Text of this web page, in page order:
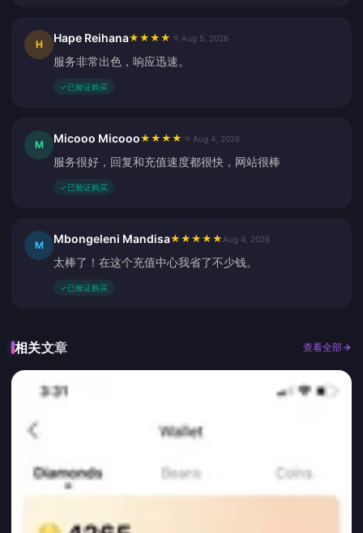
H Hape Reihana★ ★ ★ ★ Aug 5, 2026
服务非常出色，响应迅速。
✓已验证购买
M Micooo Micooo★ ★ ★ ★ Aug 4, 2026
服务很好，回复和充值速度都很快，网站很棒
✓已验证购买
M Mbongeleni Mandisa★ ★ ★ ★ ★ Aug 4, 2026
太棒了！在这个充值中心我省了不少钱。
✓已验证购买
相关文章 查看全部